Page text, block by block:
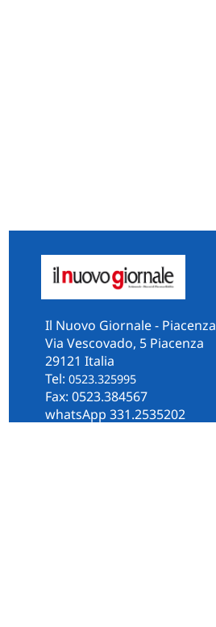
Il Nuovo Giornale - Piacenza
Via Vescovado, 5 Piacenza
29121 Italia
Tel: 0523.325995
Fax: 0523.384567
whatsApp 331.2535202